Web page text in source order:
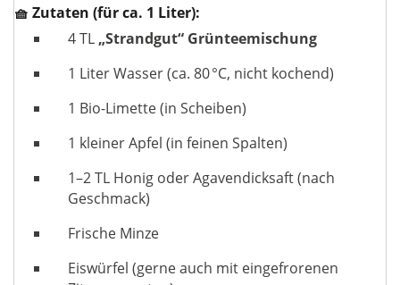
🧺 Zutaten (für ca. 1 Liter):
4 TL „Strandgut“ Grünteemischung
1 Liter Wasser (ca. 80 °C, nicht kochend)
1 Bio-Limette (in Scheiben)
1 kleiner Apfel (in feinen Spalten)
1–2 TL Honig oder Agavendicksaft (nach
Geschmack)
Frische Minze
Eiswürfel (gerne auch mit eingefrorenen